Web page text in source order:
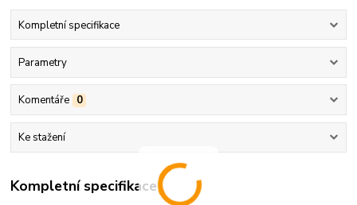
Kompletní specifikace
Parametry
Komentáře 0
Ke stažení
Kompletní specifikace